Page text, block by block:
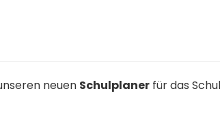
neuen Schulplaner für das